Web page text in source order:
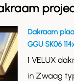
Dakraam
GGU SK06
1 VELUX
in Zwaag